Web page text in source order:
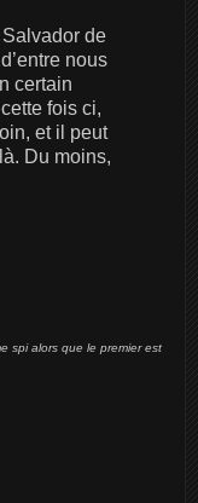
de
nous
certain
fois ci,
et il peut
Du moins,
spi alors que le premier est